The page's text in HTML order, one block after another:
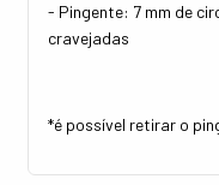
- Pingente: 7 mm de
cravejadas
*é possível retirar o